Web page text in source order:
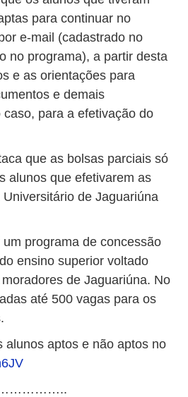
para continuar no
e-mail (cadastrado no
no programa), a partir desta
e as orientações para
e demais
para a efetivação do
que as bolsas parciais só
alunos que efetivarem as
de Jaguariúna
programa de concessão
ensino superior voltado
de Jaguariúna. No
até 500 vagas para os
alunos aptos e não aptos no